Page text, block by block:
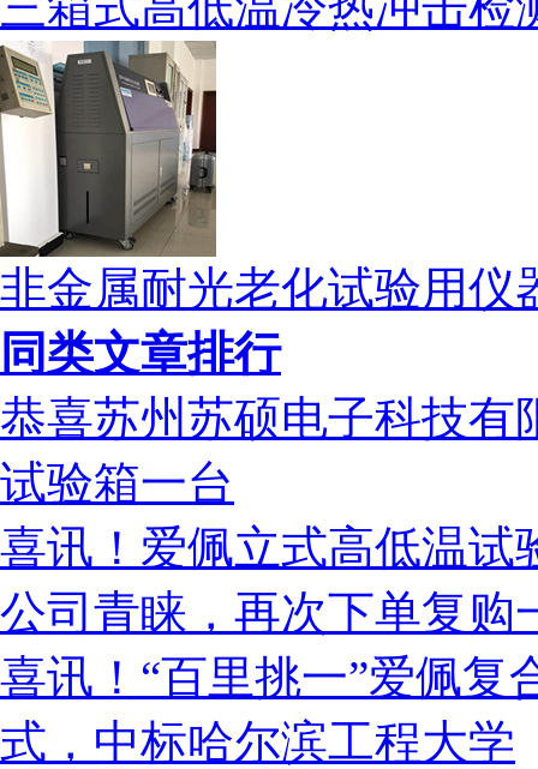
非金属耐光老化试验用仪
同类文章排行
恭喜苏州苏硕电子科技有
试验箱一台
喜讯！爱佩立式高低温试
公司青睐，再次下单复购
喜讯！“百里挑一”爱佩复
式，中标哈尔滨工程大学